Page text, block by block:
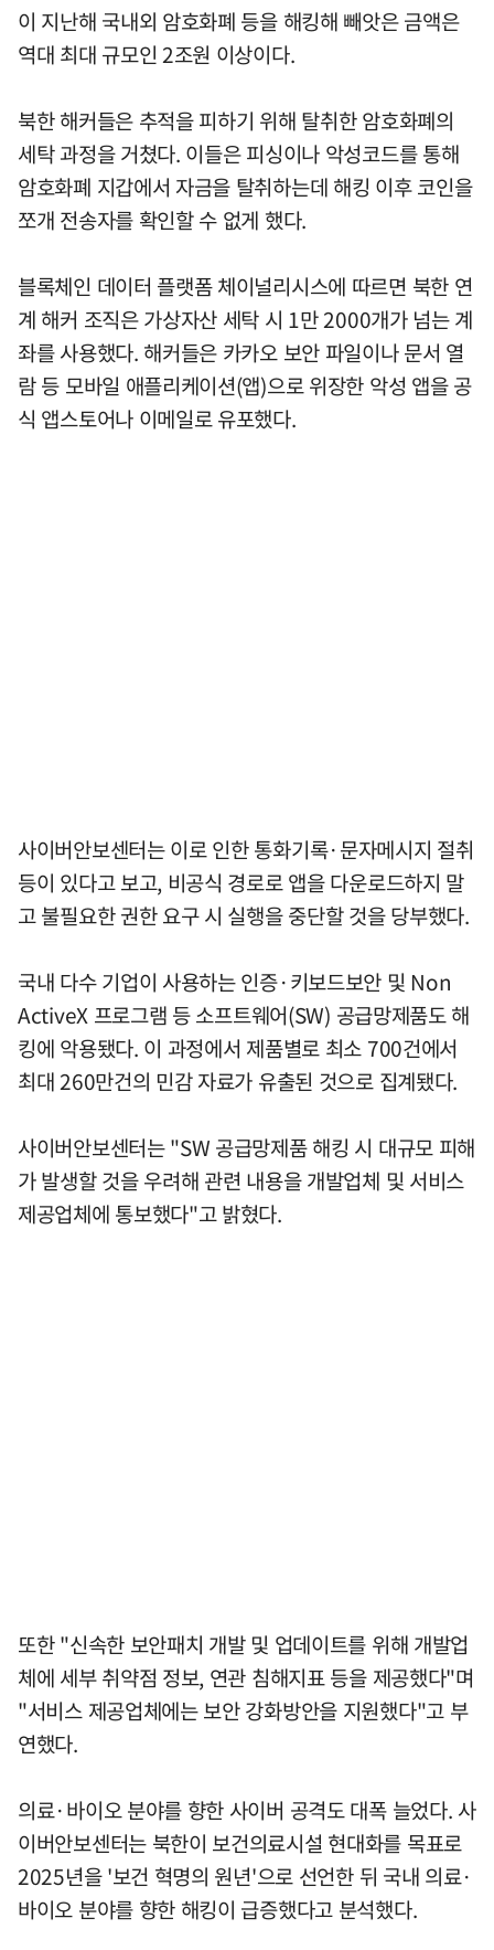
이 지난해 국내외 암호화폐 등을 해킹해 빼앗은 금액은
역대 최대 규모인 2조원 이상이다.
북한 해커들은 추적을 피하기 위해 탈취한 암호화폐의
세탁 과정을 거쳤다. 이들은 피싱이나 악성코드를 통해
암호화폐 지갑에서 자금을 탈취하는데 해킹 이후 코인을
쪼개 전송자를 확인할 수 없게 했다.
블록체인 데이터 플랫폼 체이널리시스에 따르면 북한 연
계 해커 조직은 가상자산 세탁 시 1만 2000개가 넘는 계
좌를 사용했다. 해커들은 카카오 보안 파일이나 문서 열
람 등 모바일 애플리케이션(앱)으로 위장한 악성 앱을 공
식 앱스토어나 이메일로 유포했다.
사이버안보센터는 이로 인한 통화기록·문자메시지 절취
등이 있다고 보고, 비공식 경로로 앱을 다운로드하지 말
고 불필요한 권한 요구 시 실행을 중단할 것을 당부했다.
국내 다수 기업이 사용하는 인증·키보드보안 및 Non
ActiveX 프로그램 등 소프트웨어(SW) 공급망제품도 해
킹에 악용됐다. 이 과정에서 제품별로 최소 700건에서
최대 260만건의 민감 자료가 유출된 것으로 집계됐다.
사이버안보센터는 "SW 공급망제품 해킹 시 대규모 피해
가 발생할 것을 우려해 관련 내용을 개발업체 및 서비스
제공업체에 통보했다"고 밝혔다.
또한 "신속한 보안패치 개발 및 업데이트를 위해 개발업
체에 세부 취약점 정보, 연관 침해지표 등을 제공했다"며
"서비스 제공업체에는 보안 강화방안을 지원했다"고 부
연했다.
의료·바이오 분야를 향한 사이버 공격도 대폭 늘었다. 사
이버안보센터는 북한이 보건의료시설 현대화를 목표로
2025년을 '보건 혁명의 원년'으로 선언한 뒤 국내 의료·
바이오 분야를 향한 해킹이 급증했다고 분석했다.